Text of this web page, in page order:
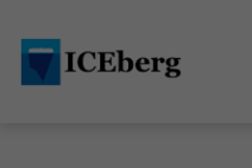
main
content
footer